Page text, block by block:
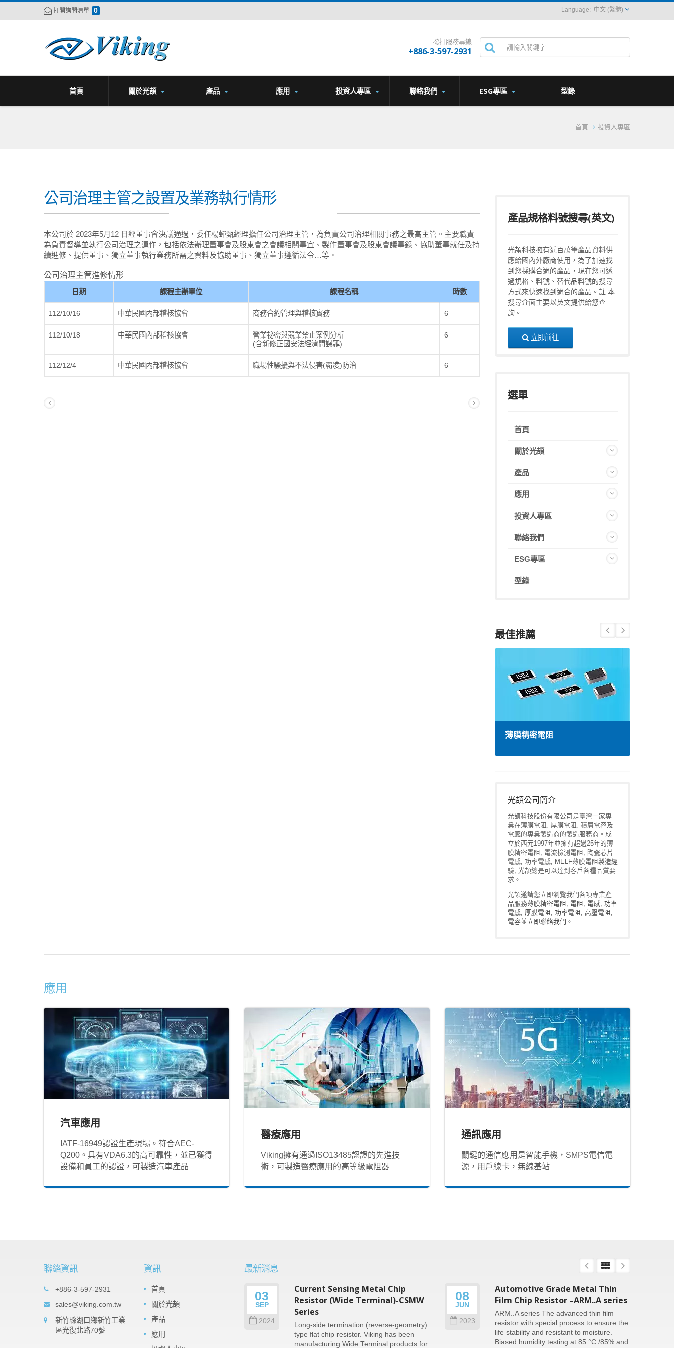
打開詢問清單 0 中文 (繁體)
撥打服務專線
+886-3-597-2931
首頁 關於光頡 產品 應用 投資人專區 聯絡我們 ESG專區 型錄
首頁 投資人專區
公司治理主管之設置及業務執行情形
本公司於 2023年5月12 日經董事會決議通過，委任楊蟬甄經理擔任公司治理主管，為負責公司治理相關事務之最高主管。主要職責
為負責督導並執行公司治理之運作，包括依法辦理董事會及股東會之會議相關事宜、製作董事會及股東會議事錄、協助董事就任及持
續進修、提供董事、獨立董事執行業務所需之資料及協助董事、獨立董事遵循法令…等。
公司治理主管進修情形
日期 課程主辦單位 課程名稱 時數
112/10/16 中華民國內部稽核協會 商務合約管理與稽核實務 6
112/10/18 中華民國內部稽核協會
營業祕密與競業禁止案例分析
(含新修正國安法經濟間諜罪)
6
112/12/4 中華民國內部稽核協會 職場性騷擾與不法侵害(霸凌)防治 6
產品規格料號搜尋(英文)
光頡科技擁有近百萬筆產品資料供
應給國內外廠商使用，為了加速找
到您採購合適的產品，現在您可透
過規格、料號、替代品料號的搜尋
方式來快速找到適合的產品。註:本
搜尋介面主要以英文提供給您查
詢。
立即前往
選單
首頁
關於光頡
產品
應用
投資人專區
聯絡我們
ESG專區
型錄
最佳推薦
薄膜精密電阻
光頡公司簡介
光頡科技股份有限公司是臺灣一家專
業在薄膜電阻, 厚膜電阻, 積層電容及
電感的專業製造商的製造服務商。成
立於西元1997年並擁有超過25年的薄
膜精密電阻, 電流檢測電阻, 陶瓷芯片
電感, 功率電感, MELF薄膜電阻製造經
驗, 光頡總是可以達到客戶各種品質要
求。
光頡邀請您立即瀏覽我們各項專業產
品服務薄膜精密電阻 , 電阻 , 電感, 功率
電感, 厚膜電阻 , 功率電阻 , 高壓電阻 ,
電容並立即聯絡我們 。
應用
汽車應用
IATF‐16949認證生產現場。符合AEC-
Q200。具有VDA6.3的高可靠性，並已獲得
設備和員工的認證，可製造汽車產品
醫療應用
Viking擁有通過ISO13485認證的先進技
術，可製造醫療應用的高等級電阻器
通訊應用
關鍵的通信應用是智能手機，SMPS電信電
源，用戶線卡，無線基站
聯絡資訊
+886-3-597-2931
sales@viking.com.tw
新竹縣湖口鄉新竹工業
區光復北路70號
資訊
首頁
關於光頡
產品
應用
最新消息
05
SEP
2022
Important products: Tantalum
Nitride (TaN) Thin Film Precision
Chip Resistor -TAR Series
The TaN (tantalum nitride) film is a
moisture impervious tantalum pentoxide
barrier layer that can against high relative
03
SEP
2024
Current Sensing Metal Chip
Resistor (Wide Terminal)-CSMW
Series
Long-side termination (reverse-geometry)
type flat chip resistor. Viking has been
manufacturing Wide Terminal products for
08
JUN
2023
Automotive Grade Metal Thin
Film Chip Resistor –ARM..A series
ARM..A series The advanced thin film
resistor with special process to ensure the
life stability and resistant to moisture.
Biased humidity testing at 85 °C /85% and